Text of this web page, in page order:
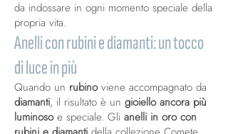
da indossare in ogni momento speciale della
propria vita.
Anelli con rubini e diamanti: un tocco
di luce in più
Quando un rubinoviene accompagnato da
diamanti, il risultato è un gioiello ancora più
luminosoe speciale. Gli anelli in oro con